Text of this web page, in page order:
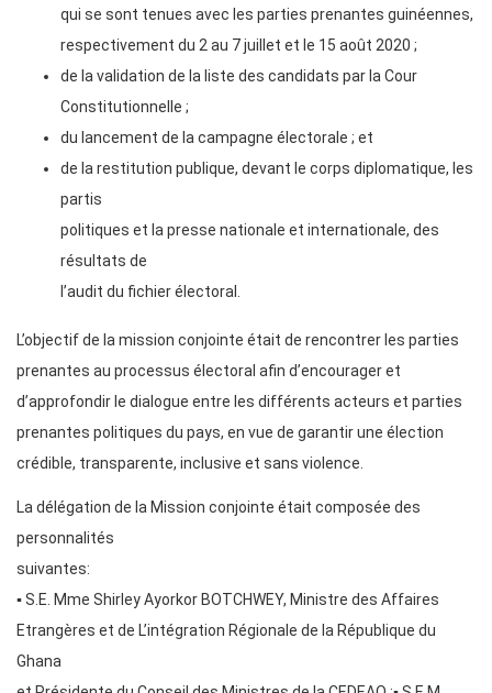
qui se sont tenues avec les parties prenantes guinéennes,
respectivement du 2 au 7 juillet et le 15 août 2020 ;
de la validation de la liste des candidats par la Cour
Constitutionnelle ;
du lancement de la campagne électorale ; et
de la restitution publique, devant le corps diplomatique, les
partis
politiques et la presse nationale et internationale, des
résultats de
l’audit du fichier électoral.
L’objectif de la mission conjointe était de rencontrer les parties
prenantes au processus électoral afin d’encourager et
d’approfondir le dialogue entre les différents acteurs et parties
prenantes politiques du pays, en vue de garantir une élection
crédible, transparente, inclusive et sans violence.
La délégation de la Mission conjointe était composée des
personnalités
suivantes:
▪ S.E. Mme Shirley Ayorkor BOTCHWEY, Ministre des Affaires
Etrangères et de L’intégration Régionale de la République du
Ghana